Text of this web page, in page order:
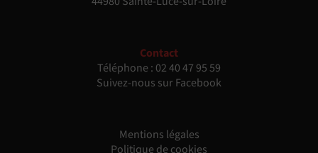
Contact
Téléphone : 02 40 47 95 59
Suivez-nous sur Facebook
Mentions légales
Politique de cookies